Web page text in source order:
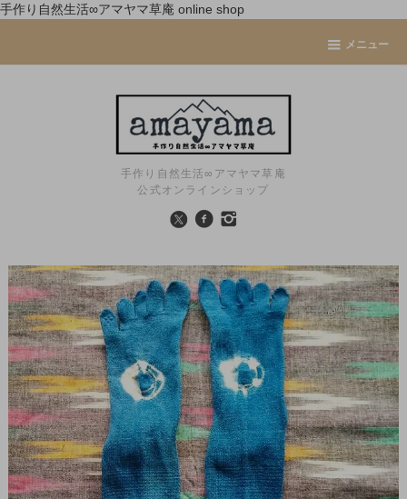
手作り自然生活∞アマヤマ草庵 online shop
メニュー
手作り自然生活∞アマヤマ草庵
公式オンラインショップ